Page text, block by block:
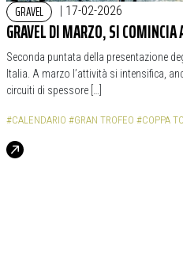
GRAVEL | 17-02-2026
GRAVEL DI MARZO, SI COMINCIA
Seconda puntata della presentazione
Italia. A marzo l’attività si intensifica,
circuiti di spessore […]
#CALENDARIO #GRAN TROFEO #COPPA